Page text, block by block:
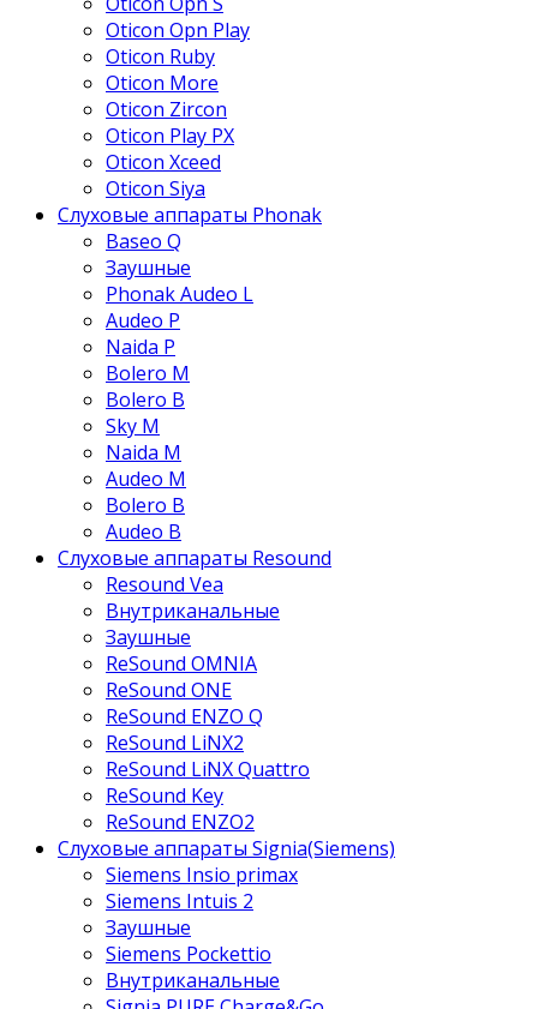
Oticon Opn Play
Oticon Ruby
Oticon More
Oticon Zircon
Oticon Play PX
Oticon Xceed
Oticon Siya
Слуховые аппараты Phonak
Baseo Q
Заушные
Phonak Audeo L
Audeo P
Naida P
Bolero M
Bolero B
Sky M
Naida M
Audeo М
Bolero B
Audeo B
Слуховые аппараты Resound
Resound Vea
Внутриканальные
Заушные
ReSound OMNIA
ReSound ONE
ReSound ENZO Q
ReSound LiNX2
ReSound LiNX Quattro
ReSound Key
ReSound ENZO2
Слуховые аппараты Signia(Siemens)
Siemens Insio primax
Siemens Intuis 2
Заушные
Siemens Pockettio
Внутриканальные